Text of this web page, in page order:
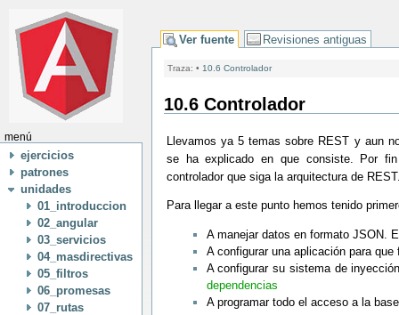
menú
ejercicios
patrones
unidades
01_introduccion
02_angular
03_servicios
04_masdirectivas
05_filtros
06_promesas
07_rutas
Ver fuente Revisiones antiguas
Traza: • 10.6 Controlador
10.6 Controlador
Llevamos ya 5 temas sobre REST y aun
se ha explicado en que consiste. Por
controlador que siga la arquitectura de
Para llegar a este punto hemos tenido
A manejar datos en formato JSON.
A configurar una aplicación para
A configurar su sistema de
dependencias
A programar todo el acceso a la